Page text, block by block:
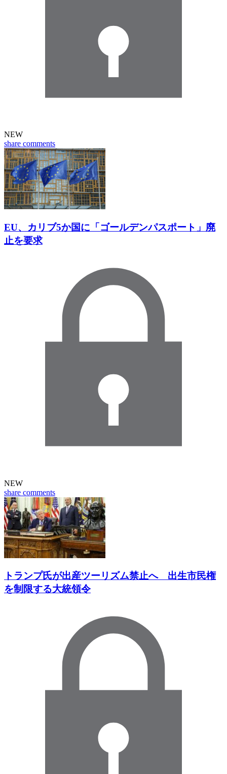
NEW
share comments
EU、カリブ5か国に「ゴールデンパスポート」廃
止を要求
NEW
share comments
トランプ氏が出産ツーリズム禁止へ 出生市民権
を制限する大統領令